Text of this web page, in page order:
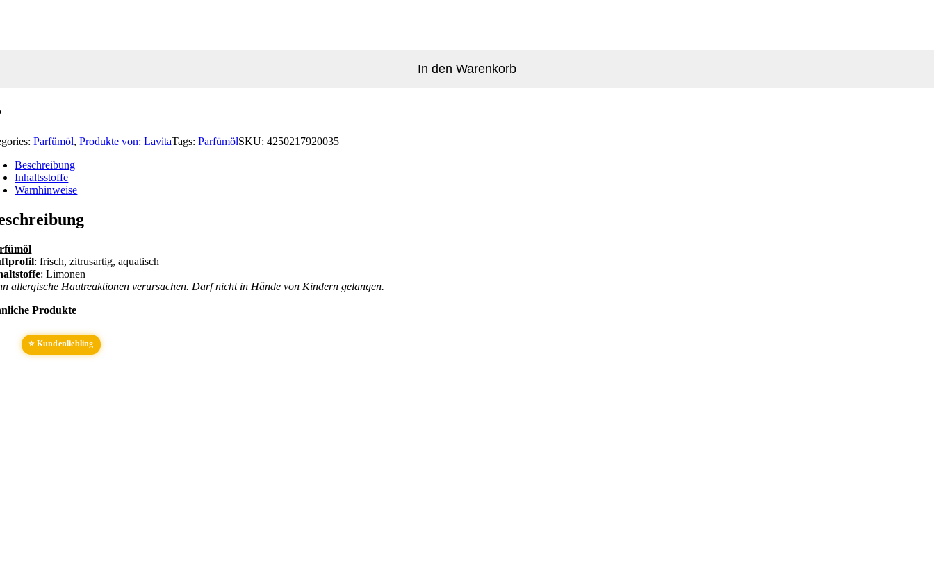
In den Warenkorb
Parfümöl, Produkte von: LavitaTags: ParfümölSKU: 4250217920035
Beschreibung
Inhaltsstoffe
Warnhinweise
: frisch, zitrusartig, aquatisch
: Limonen
allergische Hautreaktionen verursachen. Darf nicht in Hände von Kindern gelangen.
Produkte
⭐ Kundenliebling